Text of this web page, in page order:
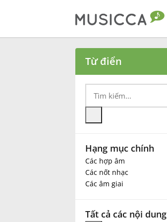
Български
Deutsch
English
Español
Từ điển
Hạng mục chính
Các hợp âm
Các nốt nhạc
Các âm giai
Tất cả các nội dung